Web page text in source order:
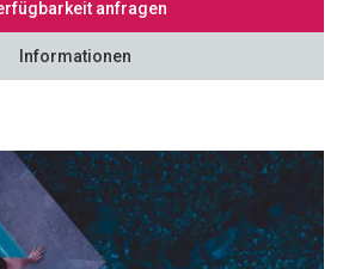
anfragen
Informationen